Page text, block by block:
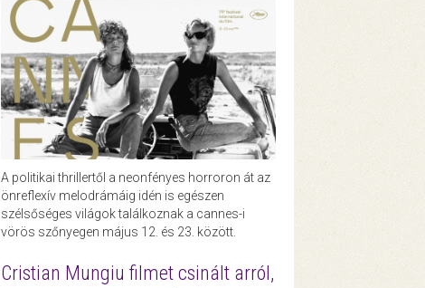
A politikai thrillertől a neonfényes horroron át az
önreflexív melodrámáig idén is egészen
szélsőséges világok találkoznak a cannes-i
vörös szőnyegen május 12. és 23. között.
Cristian Mungiu filmet csinált arról,